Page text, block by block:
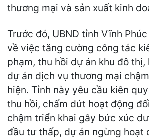
thương mại và sản xuất kinh
Trước đó, UBND tỉnh Vĩnh
về việc tăng cường công tác
phạm, thu hồi dự án khu đô thị,
dự án dịch vụ thương mại
hiện. Tỉnh này yêu cầu kiên
thu hồi, chấm dứt hoạt động
chậm triển khai gây bức xúc
đầu tư thấp, dự án ngừng hoạt